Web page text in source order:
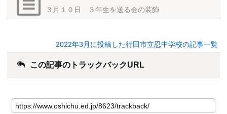
３月１０日 ３年生を送る会の装飾
2022年3月に投稿した行田市立忍中学校の記事一覧
この記事のトラックバックURL